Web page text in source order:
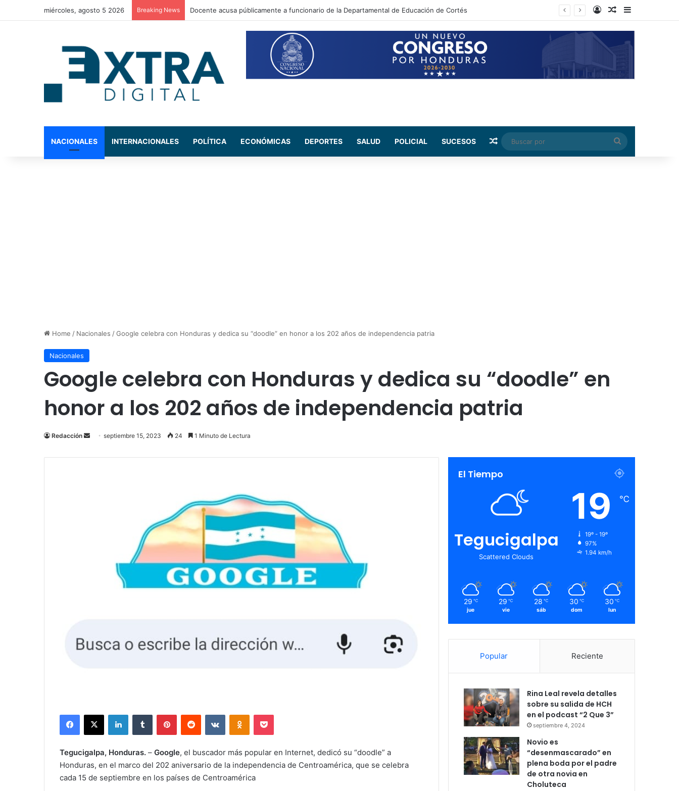
miércoles, agosto 5 2026 Breaking News La exdiputada Maribel Espinoza arremete contra el expresidente Juan Orlando Hernández Log InRandom Article
Sidebar
NACIONALES INTERNACIONALES POLÍTICA ECONÓMICAS DEPORTES SALUD POLICIAL SUCESOS Random Article
Buscar
por
Home / Nacionales /Google celebra con Honduras y dedica su “doodle” en honor a los 202 años de independencia patria
Nacionales
Google celebra con Honduras y dedica su “doodle” en
honor a los 202 años de independencia patria
Redacción
Send
email
septiembre 15, 2023 24 1 Minuto de Lectura
Facebook
X LinkedInTumblr PinterestReddit VKontakteOdnoklassniki
Pocket
Tegucigalpa, Honduras. – Google, el buscador más popular en Internet, dedicó su “doodle” a
Honduras, en el marco del 202 aniversario de la independencia de Centroamérica, que se celebra
cada 15 de septiembre en los países de Centroamérica
El Tiempo
Tegucigalpa
Scattered Clouds
19 ℃
19º - 19º
97%
1.94 km/h
29 ℃
jue
29 ℃
vie
28 ℃
sáb
30 ℃
dom
30 ℃
lun
Popular Reciente
Rina Leal revela detalles
sobre su salida de HCH
en el podcast “2 Que 3”
septiembre 4, 2024
Novio es
“desenmascarado” en
plena boda por el padre
de otra novia en
Choluteca